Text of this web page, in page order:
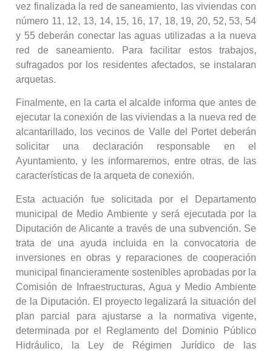
vez finalizada la red de saneamiento, las viviendas con
número 11, 12, 13, 14, 15, 16, 17, 18, 19, 20, 52, 53, 54
y 55 deberán conectar las aguas utilizadas a la nueva
red de saneamiento. Para facilitar estos trabajos,
sufragados por los residentes afectados, se instalaran
arquetas.
Finalmente, en la carta el alcalde informa que antes de
ejecutar la conexión de las viviendas a la nueva red de
alcantarillado, los vecinos de Valle del Portet deberán
solicitar una declaración responsable en el
Ayuntamiento, y les informaremos, entre otras, de las
características de la arqueta de conexión.
Esta actuación fue solicitada por el Departamento
municipal de Medio Ambiente y será ejecutada por la
Diputación de Alicante a través de una subvención. Se
trata de una ayuda incluida en la convocatoria de
inversiones en obras y reparaciones de cooperación
municipal financieramente sostenibles aprobadas por la
Comisión de Infraestructuras, Agua y Medio Ambiente
de la Diputación. El proyecto legalizará la situación del
plan parcial para ajustarse a la normativa vigente,
determinada por el Reglamento del Dominio Público
Hidráulico, la Ley de Régimen Jurídico de las